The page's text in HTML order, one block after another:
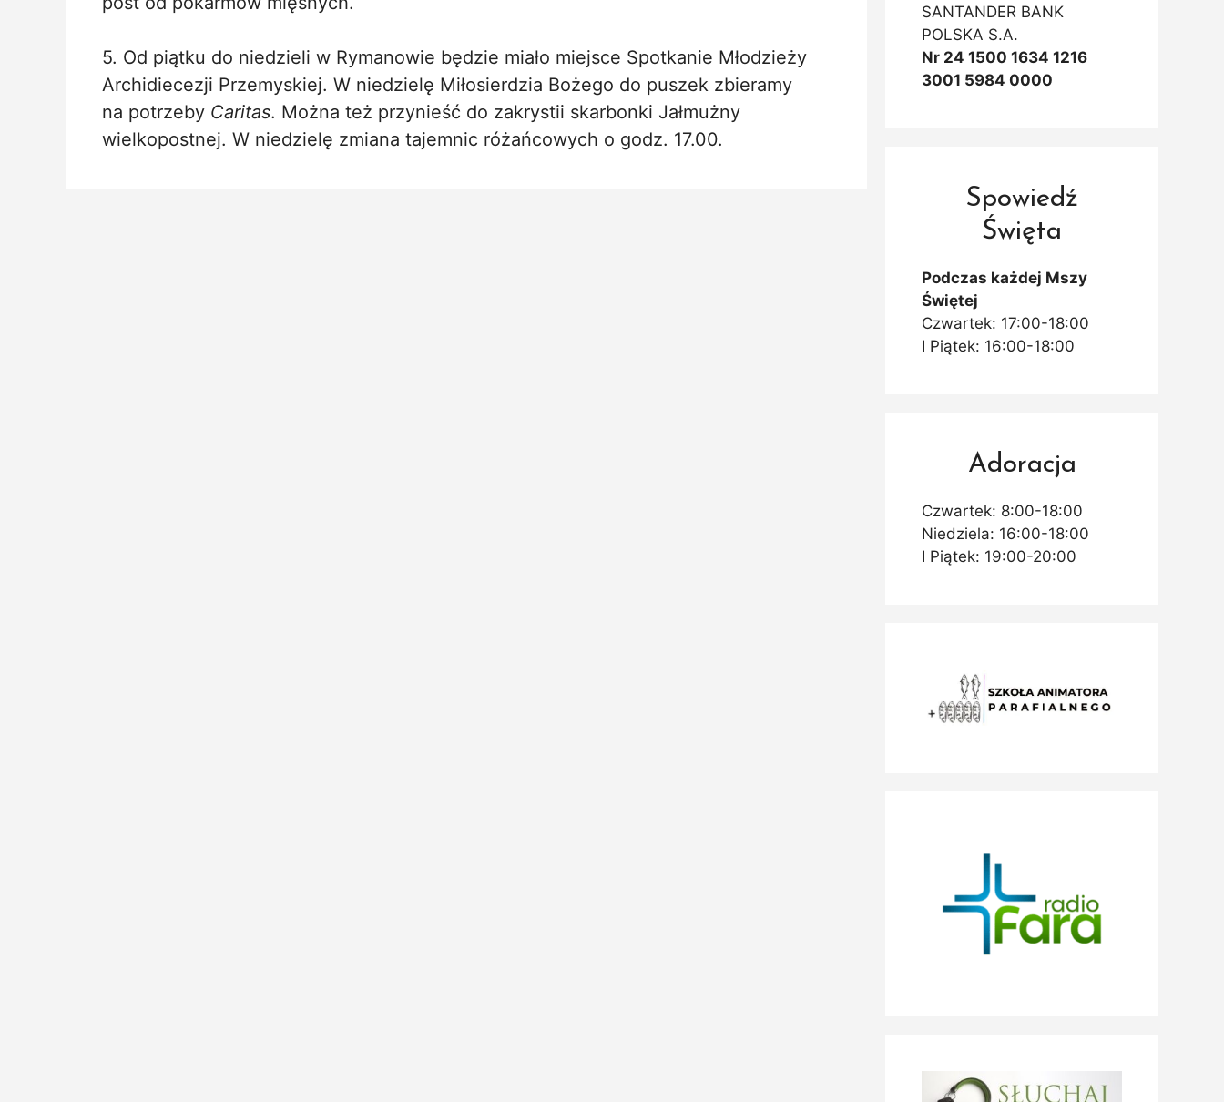
5. Od piątku do niedzieli w Rymanowie będzie miało miejsce Spotkanie Młodzieży
Archidiecezji Przemyskiej. W niedzielę Miłosierdzia Bożego do puszek zbieramy
na potrzeby Caritas. Można też przynieść do zakrystii skarbonki Jałmużny
wielkopostnej. W niedzielę zmiana tajemnic różańcowych o godz. 17.00.
SANTANDER BANK
POLSKA S.A.
Nr 24 1500 1634 1216
3001 5984 0000
Spowiedź
Święta
Podczas każdej Mszy
Świętej
Czwartek: 17:00-18:00
I Piątek: 16:00-18:00
Adoracja
Czwartek: 8:00-18:00
Niedziela: 16:00-18:00
I Piątek: 19:00-20:00